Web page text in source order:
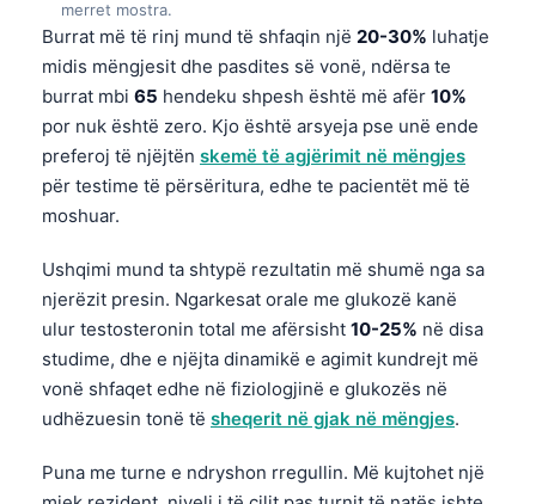
merret mostra.
Burrat më të rinj mund të shfaqin një 20-30% luhatje
midis mëngjesit dhe pasdites së vonë, ndërsa te
burrat mbi 65 hendeku shpesh është më afër 10%
por nuk është zero. Kjo është arsyeja pse unë ende
preferoj të njëjtën skemë të agjërimit në mëngjes
për testime të përsëritura, edhe te pacientët më të
moshuar.
Ushqimi mund ta shtypë rezultatin më shumë nga sa
njerëzit presin. Ngarkesat orale me glukozë kanë
ulur testosteronin total me afërsisht 10-25% në disa
studime, dhe e njëjta dinamikë e agimit kundrejt më
vonë shfaqet edhe në fiziologjinë e glukozës në
udhëzuesin tonë të sheqerit në gjak në mëngjes.
Puna me turne e ndryshon rregullin. Më kujtohet një